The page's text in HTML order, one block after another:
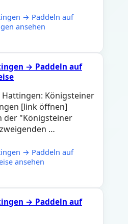
→ Paddeln auf
ansehen
→ Paddeln auf
Königsteiner
[link öffnen]
der "Königsteiner
…
→ Paddeln auf
ansehen
→ Paddeln auf